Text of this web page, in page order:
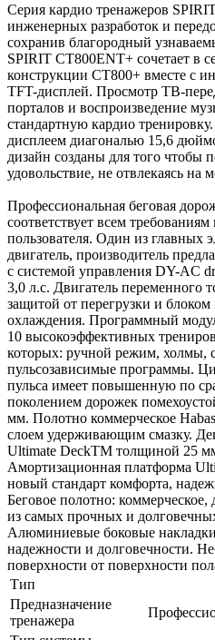
Серия кардио тренажеров
инженерных разработок и
сохранив благородный
SPIRIT CT800ENT+ сочетает в
конструкции CT800+ вместе с
TFT-дисплей. Просмотр ТВ-
порталов и воспроизведение
стандартную кардио
дисплеем диагональю 15,6
дизайн созданы для того чтобы
удовольствие, не отвлекаясь на
Профессиональная беговая
соответствует всем
пользователя. Один из главных
двигатель, производитель
с системой управления DY-AC
3,0 л.с. Двигатель переменного
защитой от перегрузки и блоком
охлаждения. Программный
10 высокоэффективных
которых: ручной режим, холмы,
пульсозависимые программы.
пульса имеет повышенную по
поколением дорожек
мм. Полотно коммерческое
слоем удерживающим смазку.
Ultimate DeckTM толщиной 25
Амортизационная платформа
новый стандарт комфорта,
Беговое полотно:
из самых прочных и
Алюминиевые боковые
надежности и долговечности.
поверхности от поверхности
Тип
Предназначение
тренажера